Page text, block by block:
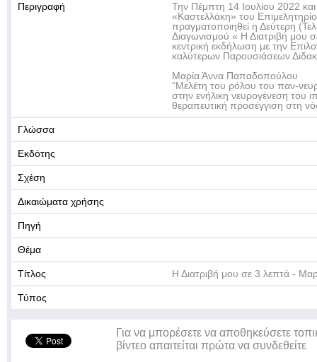
Περιγραφή
Την Πέμπτη 14 Ιουλίου 2022
«Καστελλάκη» του
πραγματοποιηθεί η Δεύτερη
Διαγωνισμού « Η Διατριβή μου
κεντρική εκδήλωση με την
καλύτερων Παρουσιάσεων
Μαρία Άννα Παπαδοπούλου
“Μελέτη του ρόλου του παν-
στην ενήλικη νευρογένεση του
θεραπευτική προσέγγιση στη
Γλώσσα
Εκδότης
Σχέση
Δικαιώματα χρήσης
Πηγή
Θέμα
Τίτλος Η Διατριβή μου σε 3 λεπτά -
Τύπος
Για να μπορέσετε να αποθηκεύσετε
βίντεο απαιτείται πρώτα να συνδεθείτε